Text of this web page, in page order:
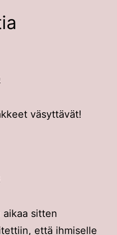
väsyttävät!
aikaa sitten
että ihmiselle